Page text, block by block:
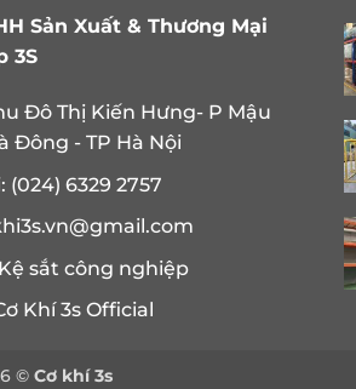
Sản Xuất & Thương Mại
3S
Đô Thị Kiến Hưng- P Mậu
Đông - TP Hà Nội
(024) 6329 2757
Kệ sắt công nghiệp
Khí 3s Official
© Cơ khí 3s